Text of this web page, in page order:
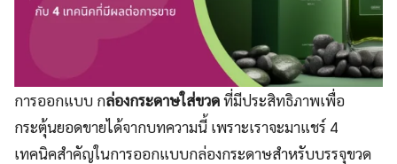
การออกแบบ กล่องกระดาษใส่ขวดที่มีประสิทธิภาพเพื่อ
กระตุ้นยอดขายได้จากบทความนี้ เพราะเราจะมาแชร์ 4
เทคนิคสำคัญในการออกแบบกล่องกระดาษสำหรับบรรจุขวด